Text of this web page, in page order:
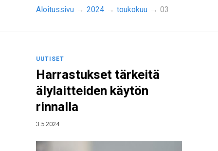
Aloitussivu → 2024 → toukokuu → 03
UUTISET
Harrastukset tärkeitä
älylaitteiden käytön
rinnalla
3.5.2024